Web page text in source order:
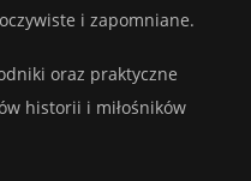
i zapomniane.
oraz praktyczne
historii i miłośników